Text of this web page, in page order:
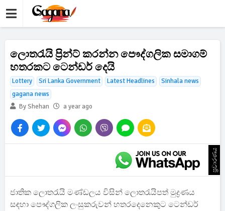
ලොතරැයි ප්‍රින්ට් ක‍රන්න පෞද්ගලික සමාගම්
හතරකට ටෙන්ඩර් දෙයි
Lottery Sri Lanka Government Latest Headlines
Sinhala news
gagana news
By Shehan
a year ago
ප්‍රචාරණය
ජාතික ලොතරැයි මණ්ඩලය විසින් ලොතරැයිපත් මුද්‍රණය
සඳහා පෞද්ගලික ලංසුකරුවන් හතරදෙනෙකුට ටෙන්ඩර්